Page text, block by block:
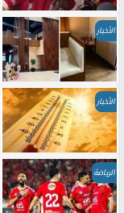
الأخبار
الأخبار
الرياضة